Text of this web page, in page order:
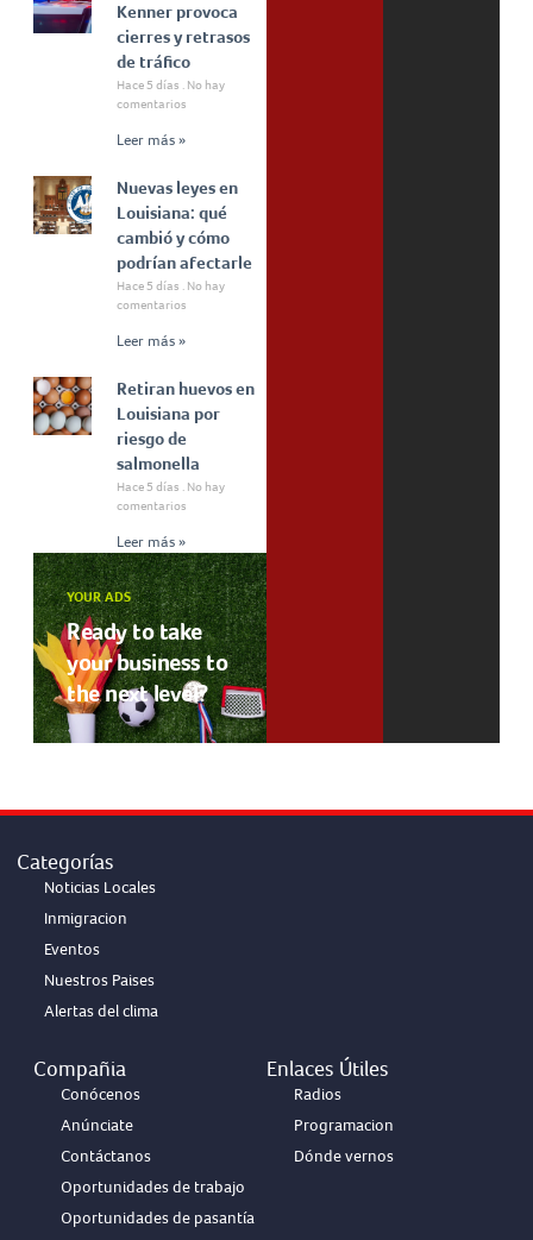
Kenner provoca
cierres y retrasos
de tráfico
Hace 5 días
No hay
comentarios
Leer más »
Nuevas leyes en
Louisiana: qué
cambió y cómo
podrían afectarle
Hace 5 días
No hay
comentarios
Leer más »
Retiran huevos en
Louisiana por
riesgo de
salmonella
Hace 5 días
No hay
comentarios
Leer más »
YOUR ADS
Ready to take
your business to
the next level?
Categorías
Noticias Locales
Inmigracion
Eventos
Nuestros Paises
Alertas del clima
Compañia
Conócenos
Anúnciate
Contáctanos
Oportunidades de trabajo
Oportunidades de pasantía
Enlaces Útiles
Radios
Programacion
Dónde vernos